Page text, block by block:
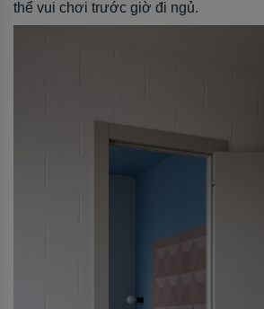
thể vui chơi trước giờ đi ngủ.